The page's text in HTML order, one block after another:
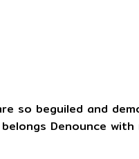
so beguiled and
Denounce